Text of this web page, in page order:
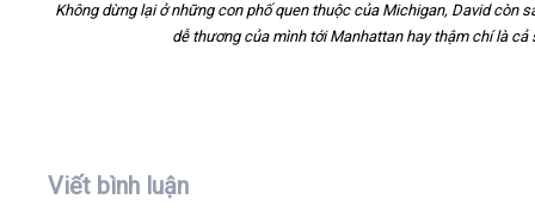
Không dừng lại ở những con phố quen thuộc của Michigan, David còn
dễ thương của mình tới Manhattan hay thậm chí là cả
Viết bình luận